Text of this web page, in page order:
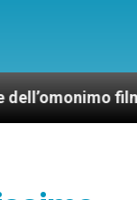
film di Wim